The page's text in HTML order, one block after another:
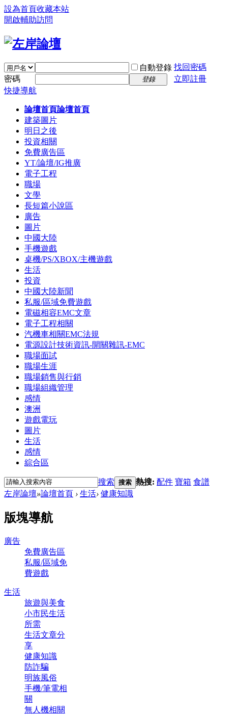
設為首頁收藏本站
開啟輔助訪問
自動登錄 找回密碼
密碼
登錄
立即註冊
快捷導航
論壇首頁論壇首頁
建築圖片
明日之後
投資相關
免費廣告區
YT/論壇/IG推廣
電子工程
職場
文學
長短篇小說區
廣告
圖片
中國大陸
手機遊戲
桌機/PS/XBOX/主機遊戲
生活
投資
中國大陸新聞
私服/區域免費遊戲
電磁相容EMC文章
電子工程相關
汽機車相關EMC法規
電源設計技術資訊-開關雜訊-EMC
職場面試
職場生涯
職場銷售與行銷
職場組織管理
感情
澳洲
遊戲電玩
圖片
生活
感情
綜合區
搜索 搜索 熱搜: 配件 寶箱 食譜
左岸論壇»論壇首頁 › 生活› 健康知識
版塊導航
廣告
免費廣告區
私服/區域免
費遊戲
生活
旅遊與美食
小市民生活
所需
生活文章分
享
健康知識
防詐騙
明族風俗
手機/筆電相
關
無人機相關